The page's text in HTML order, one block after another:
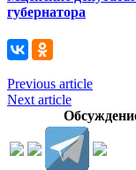
губернатора
Previous article
Next article